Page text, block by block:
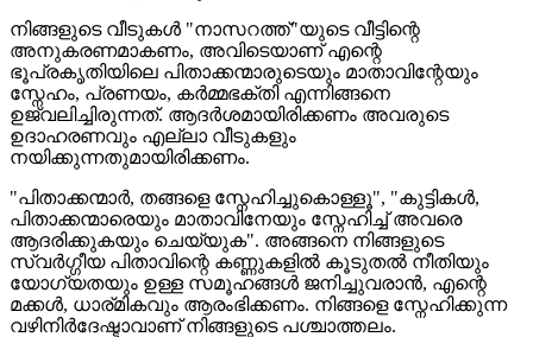
നിങ്ങളുടെ വീടുകൾ "നാസറത്ത്"യുടെ വീട്ടിന്റെ
അനുകരണമാകണം, അവിടെയാണ് എന്റെ
ഭൂപ്രകൃതിയിലെ പിതാക്കന്മാരുടെയും മാതാവിന്റേയും
സ്നേഹം, പ്രണയം, കർമ്മഭക്തി എന്നിങ്ങനെ
ഉജ്വലിച്ചിരുന്നത്. ആദർശമായിരിക്കണം അവരുടെ
ഉദാഹരണവും എല്ലാ വീടുകളും
നയിക്കുന്നതുമായിരിക്കണം.
"പിതാക്കന്മാർ, തങ്ങളെ സ്നേഹിച്ചുകൊള്ളൂ", "കുട്ടികൾ,
പിതാക്കന്മാരെയും മാതാവിനേയും സ്നേഹിച്ച് അവരെ
ആദരിക്കുകയും ചെയ്യുക". അങ്ങനെ നിങ്ങളുടെ
സ്വർഗ്ഗീയ പിതാവിന്റെ കണ്ണുകളിൽ കൂടുതൽ നീതിയും
യോഗ്യതയും ഉള്ള സമൂഹങ്ങൾ ജനിച്ചുവരാൻ, എന്റെ
മക്കൾ, ധാര്മികവും ആരംഭിക്കണം. നിങ്ങളെ സ്നേഹിക്കുന്ന
വഴിനിര്‍ദേഷ്ടാവാണ് നിങ്ങളുടെ പശ്ചാത്തലം.